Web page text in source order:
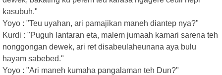
kasubuh."
Yoyo : "Teu uyahan, ari pamajikan maneh diantep nya?"
Kurdi : "Puguh lantaran eta, malem jumaah kamari sarena teh
nonggongan dewek, ari ret disabeulaheunana aya bulu
hayam sabebed."
Yoyo : "Ari maneh kumaha pangalaman teh Dun?"